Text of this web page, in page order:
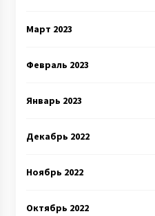
Март 2023
Февраль 2023
Январь 2023
Декабрь 2022
Ноябрь 2022
Октябрь 2022